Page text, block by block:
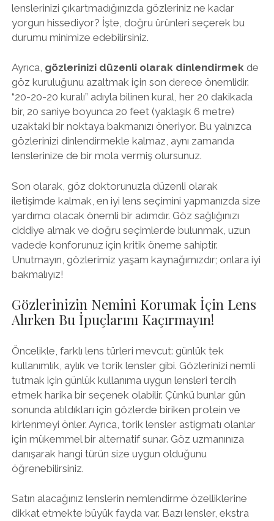
lenslerinizi çıkartmadığınızda gözleriniz ne kadar
yorgun hissediyor? İşte, doğru ürünleri seçerek bu
durumu minimize edebilirsiniz.
Ayrıca, gözlerinizi düzenli olarak dinlendirmekde
göz kuruluğunu azaltmak için son derece önemlidir.
“20-20-20 kuralı” adıyla bilinen kural, her 20 dakikada
bir, 20 saniye boyunca 20 feet (yaklaşık 6 metre)
uzaktaki bir noktaya bakmanızı öneriyor. Bu yalnızca
gözlerinizi dinlendirmekle kalmaz, aynı zamanda
lenslerinize de bir mola vermiş olursunuz.
Son olarak, göz doktorunuzla düzenli olarak
iletişimde kalmak, en iyi lens seçimini yapmanızda size
yardımcı olacak önemli bir adımdır. Göz sağlığınızı
ciddiye almak ve doğru seçimlerde bulunmak, uzun
vadede konforunuz için kritik öneme sahiptir.
Unutmayın, gözlerimiz yaşam kaynağımızdır; onlara iyi
bakmalıyız!
Gözlerinizin Nemini Korumak İçin Lens
Alırken Bu İpuçlarını Kaçırmayın!
Öncelikle, farklı lens türleri mevcut: günlük tek
kullanımlık, aylık ve torik lensler gibi. Gözlerinizi nemli
tutmak için günlük kullanıma uygun lensleri tercih
etmek harika bir seçenek olabilir. Çünkü bunlar gün
sonunda atıldıkları için gözlerde biriken protein ve
kirlenmeyi önler. Ayrıca, torik lensler astigmatı olanlar
için mükemmel bir alternatif sunar. Göz uzmanınıza
danışarak hangi türün size uygun olduğunu
öğrenebilirsiniz.
Satın alacağınız lenslerin nemlendirme özelliklerine
dikkat etmekte büyük fayda var. Bazı lensler, ekstra